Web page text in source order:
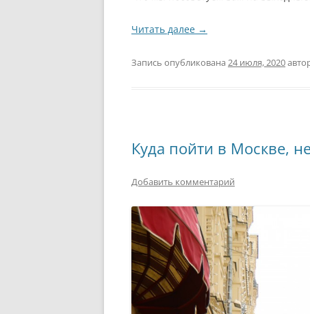
Читать далее →
Запись опубликована 24 июля, 2020
Куда пойти в Москве,
Добавить комментарий